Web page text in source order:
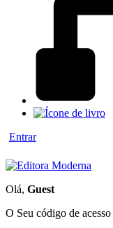
Entrar
Olá, Guest
O Seu código de acesso